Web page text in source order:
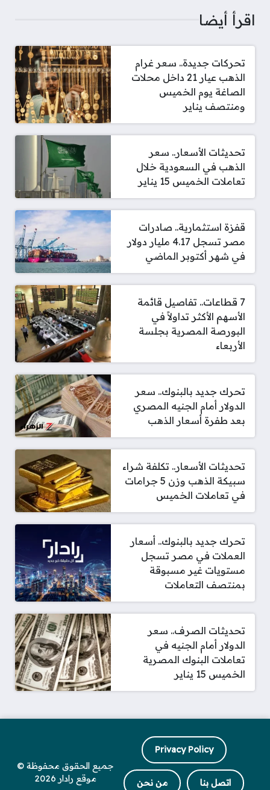
اقرأ أيضا
تحركات جديدة.. سعر غرام
الذهب عيار 21 داخل محلات
الصاغة يوم الخميس
ومنتصف يناير
تحديثات الأسعار.. سعر
الذهب في السعودية خلال
تعاملات الخميس 15 يناير
قفزة استثمارية.. صادرات
مصر تسجل 4.17 مليار دولار
في شهر أكتوبر الماضي
7 قطاعات.. تفاصيل قائمة
الأسهم الأكثر تداولاً في
البورصة المصرية بجلسة
الأربعاء
تحرك جديد بالبنوك.. سعر
الدولار أمام الجنيه المصري
بعد طفرة أسعار الذهب
تحديثات الأسعار.. تكلفة شراء
سبيكة الذهب وزن 5 جرامات
في تعاملات الخميس
تحرك جديد بالبنوك.. أسعار
العملات في مصر تسجل
مستويات غير مسبوقة
بمنتصف التعاملات
تحديثات الصرف.. سعر
الدولار أمام الجنيه في
تعاملات البنوك المصرية
الخميس 15 يناير
Privacy Policy
اتصل بنا من نحن
جميع الحقوق محفوظة ©
موقع رادار 2026